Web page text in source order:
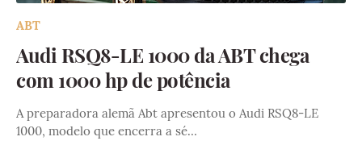
ABT
Audi RSQ8-LE 1000 da ABT chega
com 1000 hp de potência
A preparadora alemã Abt apresentou o Audi RSQ8-LE
1000, modelo que encerra a sé…